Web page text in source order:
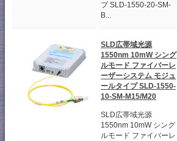
プ SLD-1550-20-SM-
B...
SLD広帯域光源
1550nm 10mW シング
ルモード ファイバーレ
ーザーシステム モジュ
ールタイプ SLD-1550-
10-SM-M15/M20
SLD広帯域光源
1550nm 10mW シング
ルモード ファイバーレ